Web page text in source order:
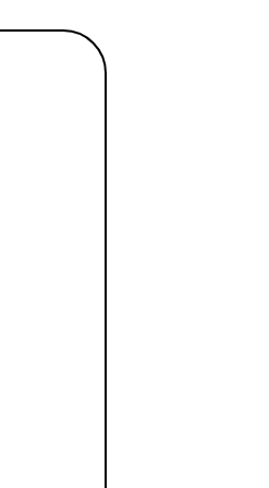
удалённое открытие за
удалённое открытие за